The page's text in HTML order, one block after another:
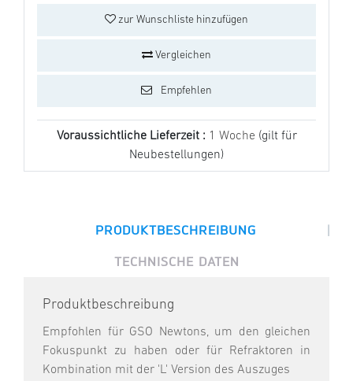
zur Wunschliste hinzufügen
Vergleichen
Empfehlen
Voraussichtliche Lieferzeit : 1 Woche (gilt für
Neubestellungen)
PRODUKTBESCHREIBUNG |
TECHNISCHE DATEN
Produktbeschreibung
Empfohlen für GSO Newtons, um den gleichen
Fokuspunkt zu haben oder für Refraktoren in
Kombination mit der 'L' Version des Auszuges